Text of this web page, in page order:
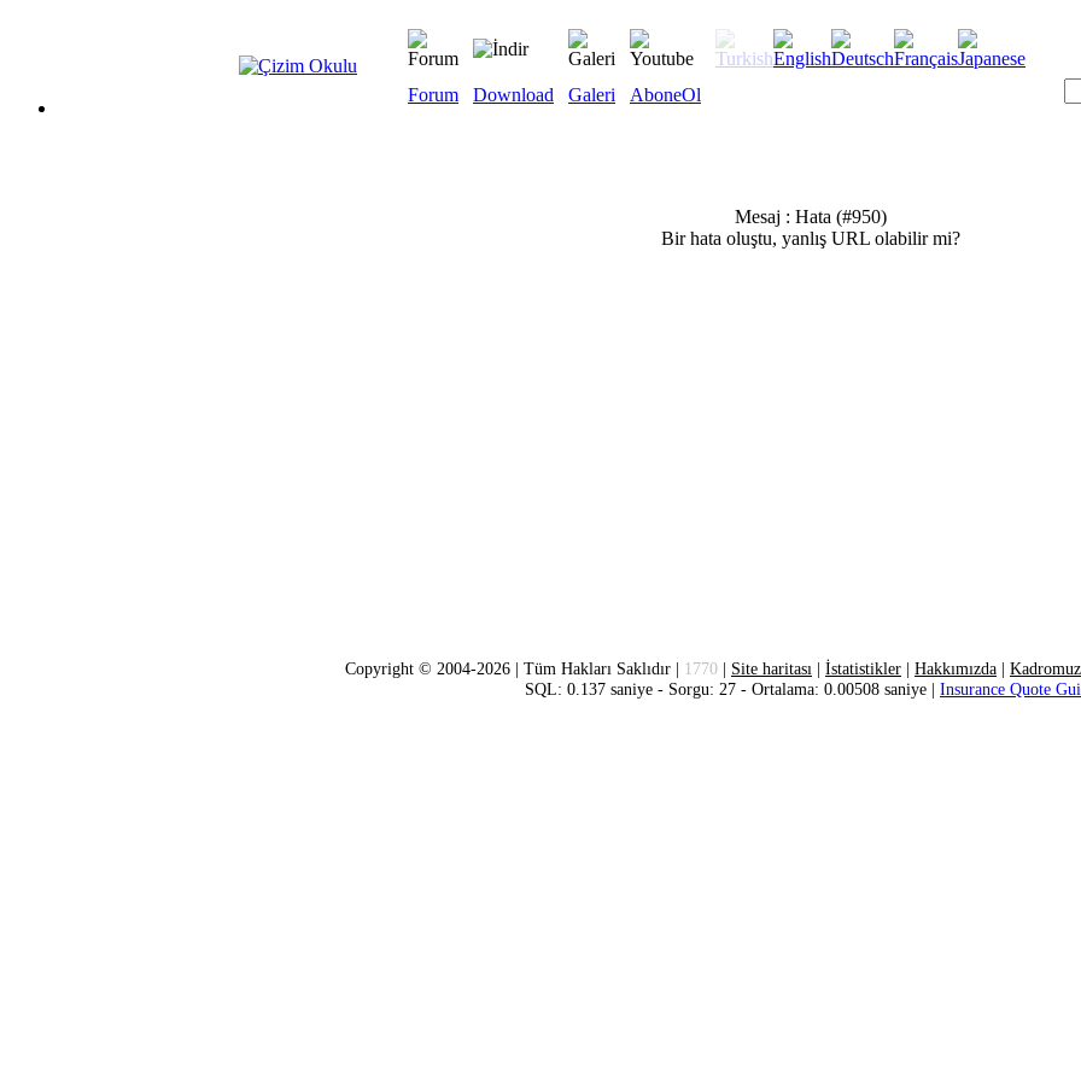
Forum Download Galeri AboneOl
Mesaj : Hata (#950)
Bir hata oluştu, yanlış URL olabilir mi?
Copyright © 2004-2026 | Tüm Hakları Saklıdır | 1770 | Site haritası | İstatistikler | Hakkımızda | Kadromuz
SQL: 0.137 saniye - Sorgu: 27 - Ortalama: 0.00508 saniye | Insurance Quote